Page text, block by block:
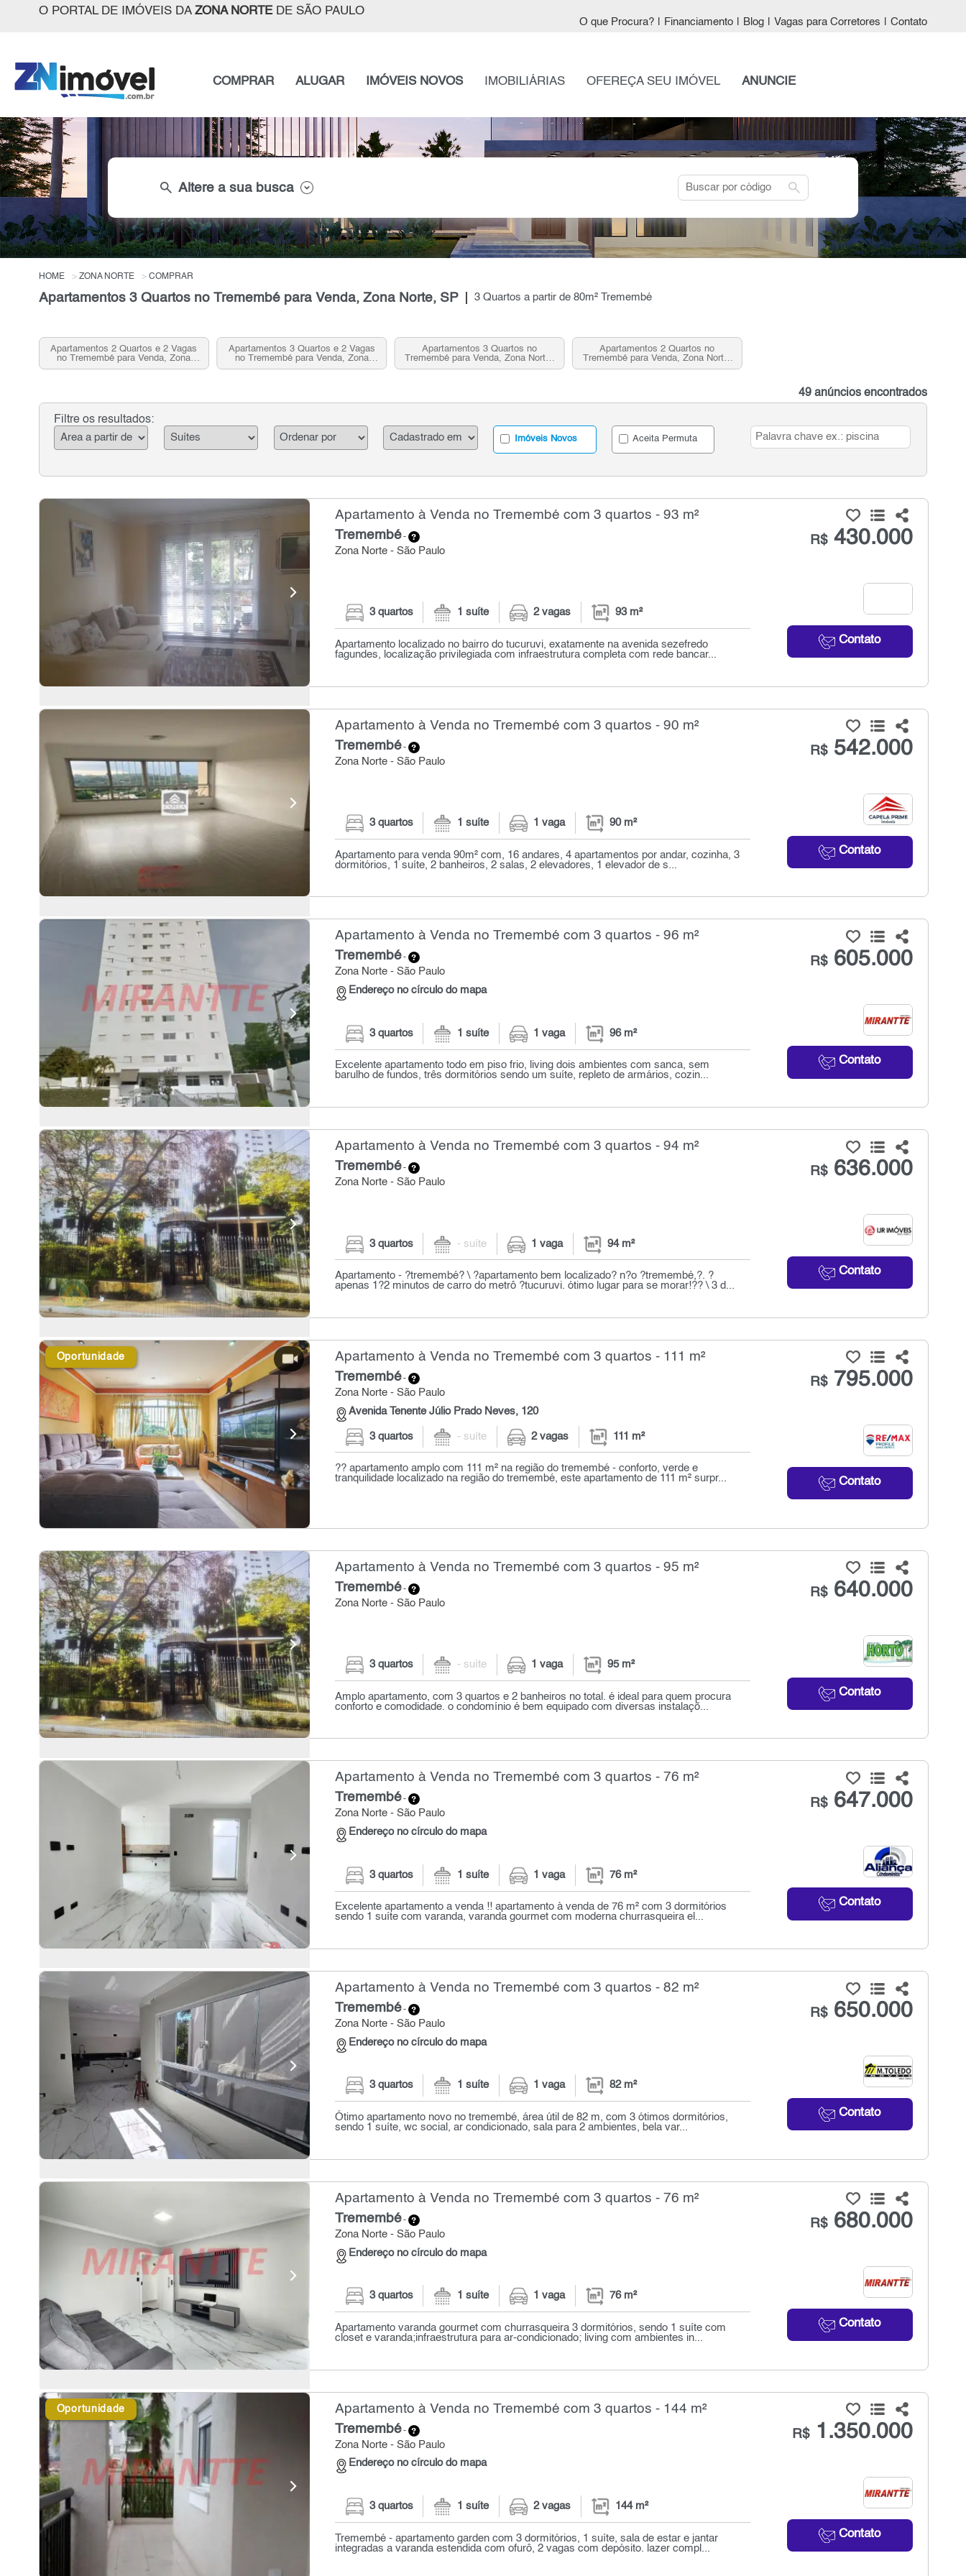
O PORTAL DE IMÓVEIS DA ZONA NORTEDE SÃO PAULO
O que Procura? Financiamento Blog Vagas para Corretores Contato
COMPRAR ALUGAR IMÓVEIS NOVOS IMOBILIÁRIAS OFEREÇA SEU IMÓVEL ANUNCIE
search Altere a sua busca search
HOME ZONA NORTE COMPRAR
Apartamentos 3 Quartos no Tremembé para Venda, Zona Norte, SP 3 Quartos a partir de 80m² Tremembé
Apartamentos 2 Quartos e 2 Vagas
no Tremembé para Venda, Zona
Norte, SP
Apartamentos 3 Quartos e 2 Vagas
no Tremembé para Venda, Zona
Norte, SP
Apartamentos 3 Quartos no
Tremembé para Venda, Zona Norte,
SP
Apartamentos 2 Quartos no
Tremembé para Venda, Zona Norte,
SP
49 anúncios encontrados
Filtre os resultados:
Imóveis Novos Aceita Permuta
Apartamento à Venda no Tremembé com 3 quartos - 93 m²
Tremembé-
Zona Norte - São Paulo
R$430.000
Contato
3 quartos 1 suíte 2 vagas 93 m²
Apartamento localizado no bairro do tucuruvi, exatamente na avenida sezefredo
fagundes, localização privilegiada com infraestrutura completa com rede bancar...
Apartamento à Venda no Tremembé com 3 quartos - 90 m²
Tremembé-
Zona Norte - São Paulo
R$542.000
Contato
3 quartos 1 suíte 1 vaga 90 m²
Apartamento para venda 90m² com, 16 andares, 4 apartamentos por andar, cozinha, 3
dormitórios, 1 suíte, 2 banheiros, 2 salas, 2 elevadores, 1 elevador de s...
Apartamento à Venda no Tremembé com 3 quartos - 96 m²
Tremembé-
Zona Norte - São Paulo
Endereço no círculo do mapa
R$605.000
Contato
3 quartos 1 suíte 1 vaga 96 m²
Excelente apartamento todo em piso frio, living dois ambientes com sanca, sem
barulho de fundos, três dormitórios sendo um suíte, repleto de armários, cozin...
Apartamento à Venda no Tremembé com 3 quartos - 94 m²
Tremembé-
Zona Norte - São Paulo
R$636.000
Contato
3 quartos - suíte 1 vaga 94 m²
Apartamento - ?tremembé? \ ?apartamento bem localizado? n?o ?tremembé,?. ?
apenas 1?2 minutos de carro do metrô ?tucuruvi. ótimo lugar para se morar!?? \ 3 d...
Oportunidade Apartamento à Venda no Tremembé com 3 quartos - 111 m²
Tremembé-
Zona Norte - São Paulo
Avenida Tenente Júlio Prado Neves, 120
R$795.000
Contato
3 quartos - suíte 2 vagas 111 m²
?? apartamento amplo com 111 m² na região do tremembé - conforto, verde e
tranquilidade localizado na região do tremembé, este apartamento de 111 m² surpr...
Apartamento à Venda no Tremembé com 3 quartos - 95 m²
Tremembé-
Zona Norte - São Paulo
R$640.000
Contato
3 quartos - suíte 1 vaga 95 m²
Amplo apartamento, com 3 quartos e 2 banheiros no total. é ideal para quem procura
conforto e comodidade. o condomínio é bem equipado com diversas instalaçõ...
Apartamento à Venda no Tremembé com 3 quartos - 76 m²
Tremembé-
Zona Norte - São Paulo
Endereço no círculo do mapa
R$647.000
Contato
3 quartos 1 suíte 1 vaga 76 m²
Excelente apartamento a venda !! apartamento à venda de 76 m² com 3 dormitórios
sendo 1 suíte com varanda, varanda gourmet com moderna churrasqueira el...
Apartamento à Venda no Tremembé com 3 quartos - 82 m²
Tremembé-
Zona Norte - São Paulo
Endereço no círculo do mapa
R$650.000
Contato
3 quartos 1 suíte 1 vaga 82 m²
Ótimo apartamento novo no tremembé, área útil de 82 m, com 3 ótimos dormitórios,
sendo 1 suíte, wc social, ar condicionado, sala para 2 ambientes, bela var...
Apartamento à Venda no Tremembé com 3 quartos - 76 m²
Tremembé-
Zona Norte - São Paulo
Endereço no círculo do mapa
R$680.000
Contato
3 quartos 1 suíte 1 vaga 76 m²
Apartamento varanda gourmet com churrasqueira 3 dormitórios, sendo 1 suíte com
closet e varanda;infraestrutura para ar-condicionado; living com ambientes in...
Oportunidade Apartamento à Venda no Tremembé com 3 quartos - 144 m²
Tremembé-
Zona Norte - São Paulo
Endereço no círculo do mapa
R$1.350.000
Contato
3 quartos 1 suíte 2 vagas 144 m²
Tremembé - apartamento garden com 3 dormitórios, 1 suíte, sala de estar e jantar
integradas a varanda estendida com ofurô, 2 vagas com depósito. lazer compl...